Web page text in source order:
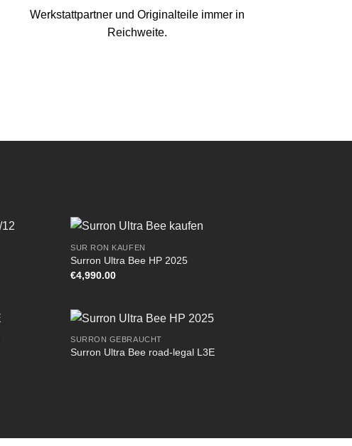
Werkstattpartner und Originalteile immer in
Reichweite.
SUR RON KAUFEN
Surron Ultra Bee HP 2025
€4,990.00
SURRON GEBRAUCHT
Surron Ultra Bee road-legal L3E